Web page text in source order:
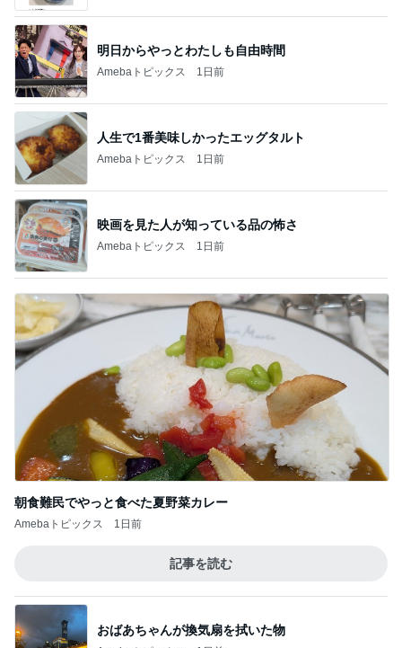
明日からやっとわたしも自由時間
Amebaトピックス 1日前
人生で1番美味しかったエッグタルト
Amebaトピックス 1日前
映画を見た人が知っている品の怖さ
Amebaトピックス 1日前
朝食難民でやっと食べた夏野菜カレー
Amebaトピックス 1日前
記事を読む
おばあちゃんが換気扇を拭いた物